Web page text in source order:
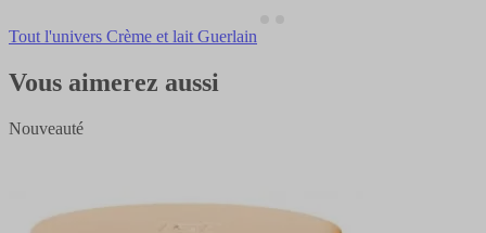
Tout l'univers Crème et lait Guerlain
Vous aimerez aussi
Nouveauté